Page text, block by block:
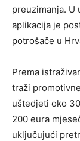
preuzimanja. U
aplikacija je
potrošače u
Prema
traži
uštedjeti oko
200 eura
uključujući